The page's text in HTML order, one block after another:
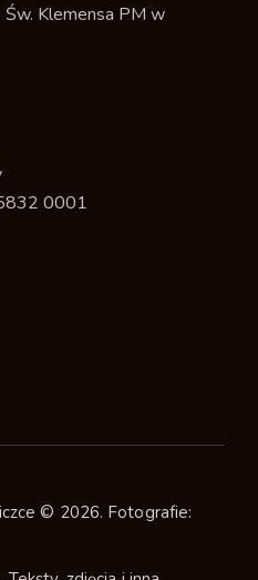
Klemensa PM w
0001
© 2026. Fotografie: